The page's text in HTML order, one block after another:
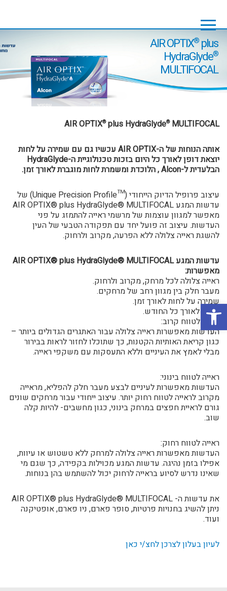
פתח סרגל נגישות
main
content
footer
AIR OPTIX®plus
HydraGlyde®
MULTIFOCAL
AIR OPTIX®plus HydraGlyde®MULTIFOCAL
אותה הנוחות של ה-AIR OPTIX עכשיו גם עם שמירה על לחות
יוצאת דופן לאורך כל היום בזכות טכנולוגיית ה-HydraGlyde
הבלעדית ל-Alcon, הלוכדת ומשמרת לחות מוגברת לאורך זמן.
עיצוב פרופיל הדיוק הייחודי (™Unique Precision Profile) של
עדשות המגע AIR OPTIX
® plus HydraGlyde® MULTIFOCAL
מאפשר למגוון עוצמות של מרשמי ראייה להתמזג על פני
העדשות. עיצוב זה פועל יחד עם תפקודה הטבעי של העין
להשגת ראייה צלולה ללא הפרעה, מקרוב ולרחוק.
עדשות המגע AIR OPTIX ®plus HydraGlyde® MULTIFOCAL
מאפשרות:
ראייה צלולה לכל מרחק, מקרוב ולרחוק.
מעבר חלק בין מגוון רחב של מרחקים.
שמירה על לחות לאורך זמן.
נוחות לאורך כל החודש.
ראייה לטווח קרוב:
העדשות מאפשרות ראייה צלולה עבור האתגרים הגדולים ביותר –
כגון קריאת האותיות הקטנות, כך שתוכלו לחזור לראות בבירור
מבלי לאמץ את העיניים וללא התעסקות עם משקפי ראייה.
ראייה לטווח בינוני:
העדשות מאפשרות לעיניים לבצע מעבר חלק להפליא, מראייה
מקרוב לראייה לטווח רחוק יותר. עיצוב ייחודי עבור מרחקים שונים
גורם לראיית חפצים במרחק בינוני, כגון מחשבים- להיות קלה
שוב.
ראייה לטווח רחוק:
העדשות מאפשרות ראייה צלולה למרחק ללא טשטוש או עיוות,
אפילו בזמן נהיגה. עדשות המגע מכוילות בקפידה, כך שגם מי
שאינו נדרש לסיוע בראייה לרחוק יכול להשתמש בהן בנוחות.
את עדשות ה- AIR OPTIX® plus HydraGlyde® MULTIFOCAL
ניתן להשיג בחנויות פרטיות, סופר פארם, ניו פארם, אופטיקנה
ועוד.
לעיון בעלון לצרכן לחצ/י כאן